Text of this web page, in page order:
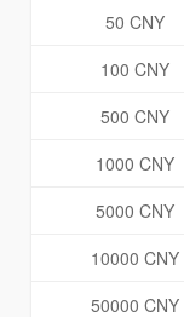
50 CNY
100 CNY
500 CNY
1000 CNY
5000 CNY
10000 CNY
50000 CNY